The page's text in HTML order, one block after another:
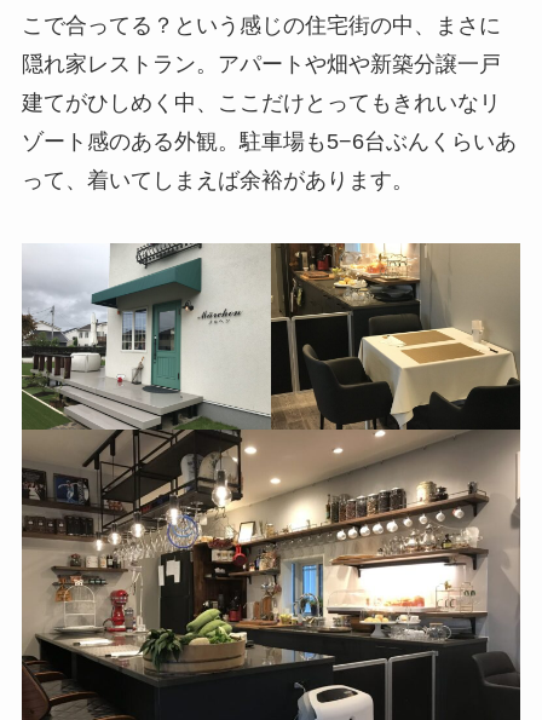
こで合ってる？という感じの住宅街の中、まさに
隠れ家レストラン。アパートや畑や新築分譲一戸
建てがひしめく中、ここだけとってもきれいなリ
ゾート感のある外観。駐車場も5−6台ぶんくらいあ
って、着いてしまえば余裕があります。